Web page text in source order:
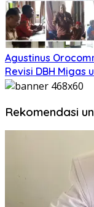
Agustinus
Revisi DBH Migas
Rekomendasi